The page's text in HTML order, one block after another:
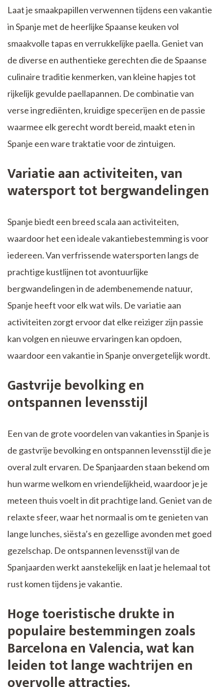
Laat je smaakpapillen verwennen tijdens een vakantie
in Spanje met de heerlijke Spaanse keuken vol
smaakvolle tapas en verrukkelijke paella. Geniet van
de diverse en authentieke gerechten die de Spaanse
culinaire traditie kenmerken, van kleine hapjes tot
rijkelijk gevulde paellapannen. De combinatie van
verse ingrediënten, kruidige specerijen en de passie
waarmee elk gerecht wordt bereid, maakt eten in
Spanje een ware traktatie voor de zintuigen.
Variatie aan activiteiten, van
watersport tot bergwandelingen
Spanje biedt een breed scala aan activiteiten,
waardoor het een ideale vakantiebestemming is voor
iedereen. Van verfrissende watersporten langs de
prachtige kustlijnen tot avontuurlijke
bergwandelingen in de adembenemende natuur,
Spanje heeft voor elk wat wils. De variatie aan
activiteiten zorgt ervoor dat elke reiziger zijn passie
kan volgen en nieuwe ervaringen kan opdoen,
waardoor een vakantie in Spanje onvergetelijk wordt.
Gastvrije bevolking en
ontspannen levensstijl
Een van de grote voordelen van vakanties in Spanje is
de gastvrije bevolking en ontspannen levensstijl die je
overal zult ervaren. De Spanjaarden staan bekend om
hun warme welkom en vriendelijkheid, waardoor je je
meteen thuis voelt in dit prachtige land. Geniet van de
relaxte sfeer, waar het normaal is om te genieten van
lange lunches, siësta’s en gezellige avonden met goed
gezelschap. De ontspannen levensstijl van de
Spanjaarden werkt aanstekelijk en laat je helemaal tot
rust komen tijdens je vakantie.
Hoge toeristische drukte in
populaire bestemmingen zoals
Barcelona en Valencia, wat kan
leiden tot lange wachtrijen en